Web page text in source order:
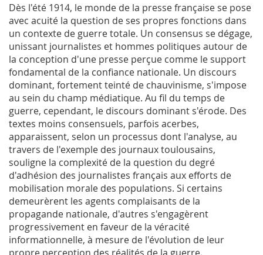
Dès l'été 1914, le monde de la presse française se pose
avec acuité la question de ses propres fonctions dans
un contexte de guerre totale. Un consensus se dégage,
unissant journalistes et hommes politiques autour de
la conception d'une presse perçue comme le support
fondamental de la confiance nationale. Un discours
dominant, fortement teinté de chauvinisme, s'impose
au sein du champ médiatique. Au fil du temps de
guerre, cependant, le discours dominant s'érode. Des
textes moins consensuels, parfois acerbes,
apparaissent, selon un processus dont l'analyse, au
travers de l'exemple des journaux toulousains,
souligne la complexité de la question du degré
d'adhésion des journalistes français aux efforts de
mobilisation morale des populations. Si certains
demeurèrent les agents complaisants de la
propagande nationale, d'autres s'engagèrent
progressivement en faveur de la véracité
informationnelle, à mesure de l'évolution de leur
propre perception des réalités de la guerre.